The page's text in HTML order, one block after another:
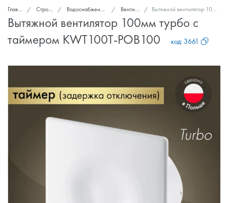
Главная Стройка и ремонт Водоснабжение, канализация, вентиляция Вентиляторы вытяжные Вытяжной вентилятор 100мм турбо с таймером KWT100T-POB100
Вытяжной вентилятор 100мм турбо с
таймером KWT100T-POB100
код: 3661